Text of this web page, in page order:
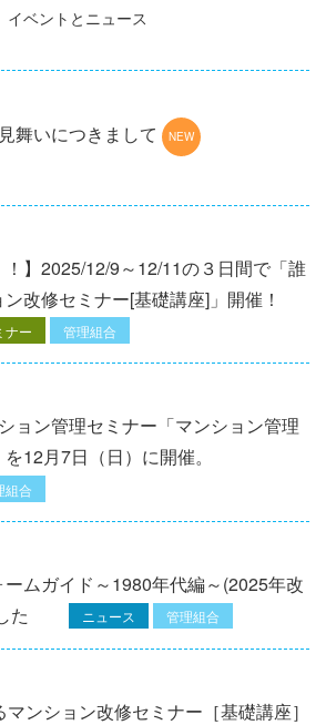
イベントとニュース
舞いにつきまして
！】2025/12/9～12/11の３日間で「誰
改修セミナー[基礎講座]」開催！
ナー 管理組合
ョン管理セミナー「マンション管理
12⽉7⽇（⽇）に開催。
組合
ームガイド～1980年代編～(2025年改
た
ニュース 管理組合
ンション改修セミナー［基礎講座］